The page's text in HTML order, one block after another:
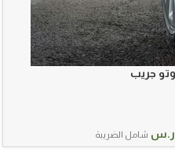
ر.س السعر
الحالي
شامل الضريبة